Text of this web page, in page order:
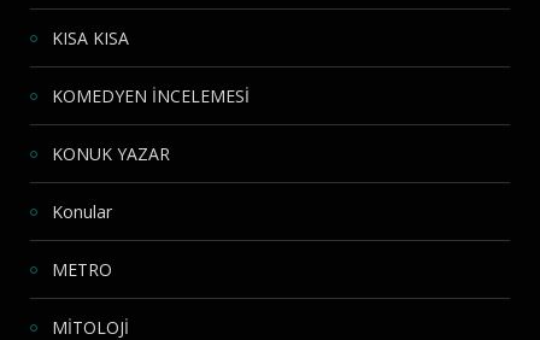
KISA KISA
KOMEDYEN İNCELEMESİ
KONUK YAZAR
Konular
METRO
MİTOLOJİ